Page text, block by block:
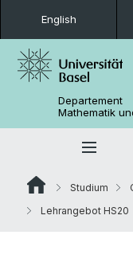
English
Departement
Mathematik
Studium
Lehrangebot HS20